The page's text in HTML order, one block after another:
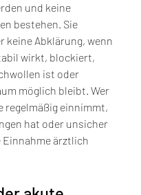
und keine
bestehen. Sie
keine Abklärung, wenn
wirkt, blockiert,
ist oder
möglich bleibt. Wer
regelmäßig einnimmt,
hat oder unsicher
ärztlich